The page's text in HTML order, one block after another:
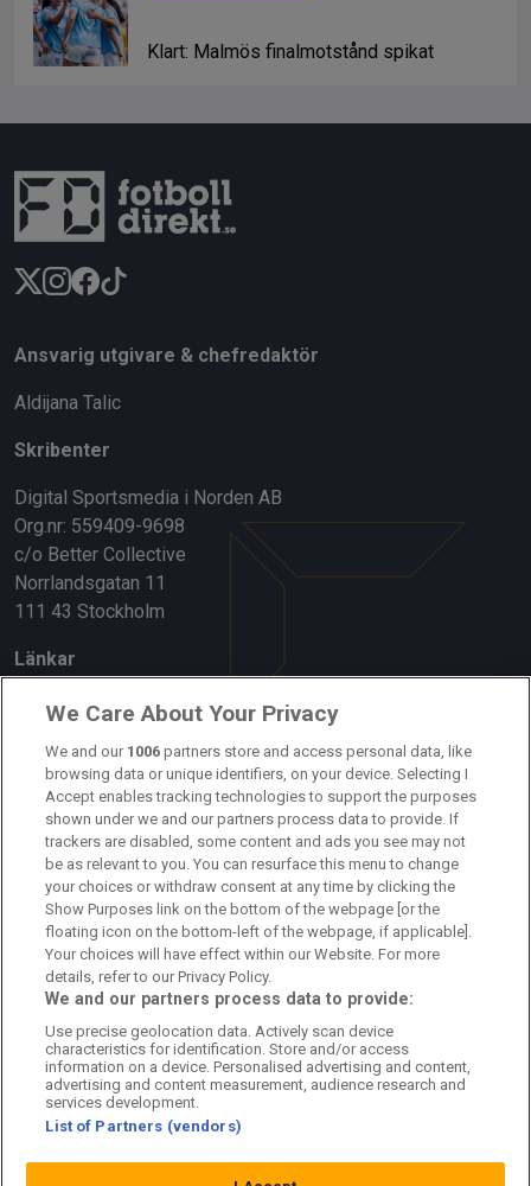
Klart: Malmös finalmotstånd spikat
Ansvarig utgivare & chefredaktör
Aldijana Talic
Skribenter
Digital Sportsmedia i Norden AB
Org.nr: 559409-9698
c/o Better Collective
Norrlandsgatan 11
111 43 Stockholm
Länkar
Om oss
Kontakta oss
Kundtjänst
Sponsor: Rekatochklart
Annonsera på Fotbolldirekt
Redaktionell policy
Personuppgiftspolicy
Cookiepolicy
Arkiv
We Care About Your Privacy
We and our 1006 partners store and access personal data, like
browsing data or unique identifiers, on your device. Selecting I
Accept enables tracking technologies to support the purposes
shown under we and our partners process data to provide. If
trackers are disabled, some content and ads you see may not
be as relevant to you. You can resurface this menu to change
your choices or withdraw consent at any time by clicking the
Show Purposes link on the bottom of the webpage [or the
floating icon on the bottom-left of the webpage, if applicable].
Your choices will have effect within our Website. For more
details, refer to our Privacy Policy.
We and our partners process data to provide:
Use precise geolocation data. Actively scan device
characteristics for identification. Store and/or access
information on a device. Personalised advertising and content,
advertising and content measurement, audience research and
services development.
List of Partners (vendors)